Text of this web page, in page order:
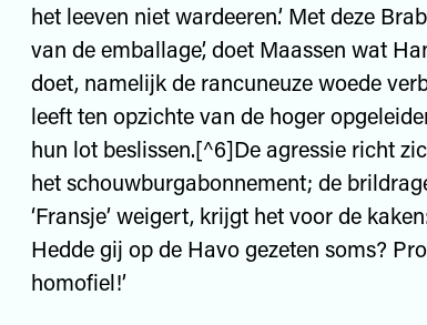
het leeven niet wardeeren.’ Met deze
van de emballage’, doet Maassen wat
doet, namelijk de rancuneuze woede
leeft ten opzichte van de hoger
hun lot beslissen.[^6]De agressie richt
het schouwburgabonnement; de
‘Fransje’ weigert, krijgt het voor de
Hedde gij op de Havo gezeten soms?
homofiel!’